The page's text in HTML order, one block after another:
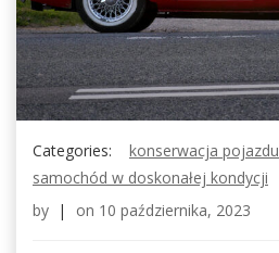
Categories:
konserwacja pojazdu
samochód w doskonałej kondycji
by | on 10 października, 2023